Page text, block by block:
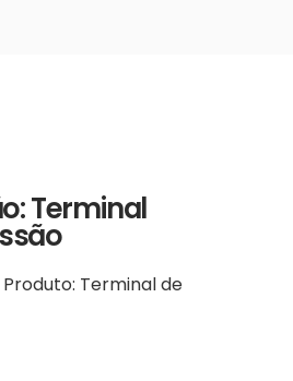
Terminal
Terminal de